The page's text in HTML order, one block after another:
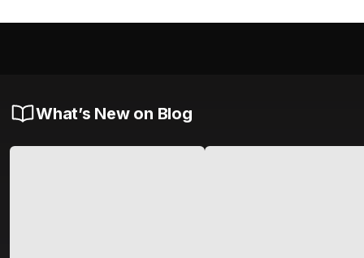
What’s New on Blog